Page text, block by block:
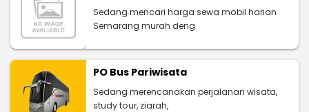
Sedang mencari harga sewa mobil harian
Semarang murah deng
PO Bus Pariwisata
Sedang merencanakan perjalanan wisata,
study tour, ziarah,